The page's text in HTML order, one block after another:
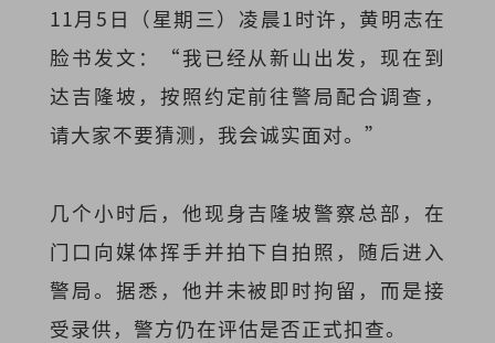
11月5日（星期三）凌晨1时许，黄明志在
脸书发文：“我已经从新山出发，现在到
达吉隆坡，按照约定前往警局配合调查，
请大家不要猜测，我会诚实面对。”
几个小时后，他现身吉隆坡警察总部，在
门口向媒体挥手并拍下自拍照，随后进入
警局。据悉，他并未被即时拘留，而是接
受录供，警方仍在评估是否正式扣查。